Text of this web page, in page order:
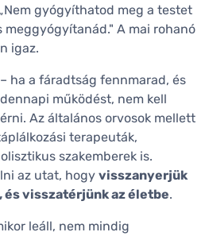
gyógyíthatod meg a testet
meggyógyítanád." A mai rohanó
igaz.
ha a fáradtság fennmarad, és
működést, nem kell
Az általános orvosok mellett
terapeuták,
szakemberek is.
az utat, hogy visszanyerjük
visszatérjünk az életbe.
leáll, nem mindig